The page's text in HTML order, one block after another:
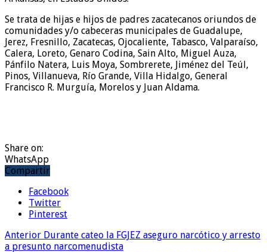
Se trata de hijas e hijos de padres zacatecanos oriundos de
comunidades y/o cabeceras municipales de Guadalupe,
Jerez, Fresnillo, Zacatecas, Ojocaliente, Tabasco, Valparaíso,
Calera, Loreto, Genaro Codina, Sain Alto, Miguel Auza,
Pánfilo Natera, Luis Moya, Sombrerete, Jiménez del Teúl,
Pinos, Villanueva, Río Grande, Villa Hidalgo, General
Francisco R. Murguía, Morelos y Juan Aldama.
Share on:
WhatsApp
Compartir
Facebook
Twitter
Pinterest
Anterior Durante cateo la FGJEZ aseguro narcótico y arresto
a presunto narcomenudista